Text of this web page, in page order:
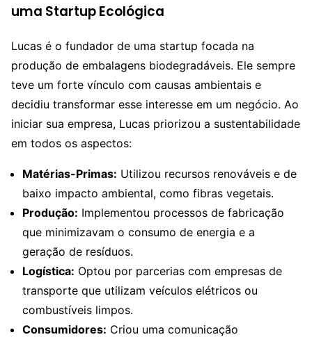
uma Startup Ecológica
Lucas é o fundador de uma startup focada na
produção de embalagens biodegradáveis. Ele sempre
teve um forte vínculo com causas ambientais e
decidiu transformar esse interesse em um negócio. Ao
iniciar sua empresa, Lucas priorizou a sustentabilidade
em todos os aspectos:
Matérias-Primas: Utilizou recursos renováveis e de
baixo impacto ambiental, como fibras vegetais.
Produção: Implementou processos de fabricação
que minimizavam o consumo de energia e a
geração de resíduos.
Logística: Optou por parcerias com empresas de
transporte que utilizam veículos elétricos ou
combustíveis limpos.
Consumidores: Criou uma comunicação